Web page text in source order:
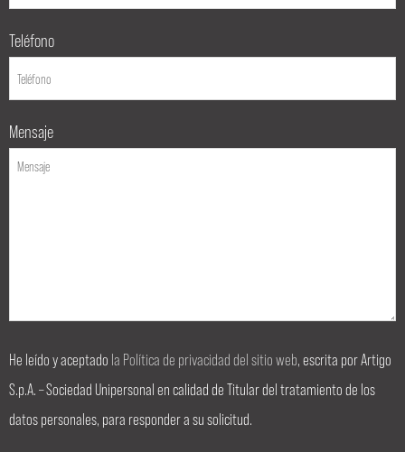
Teléfono
Mensaje
He leído y aceptado la Política de privacidad del sitio web, escrita por Artigo
S.p.A. – Sociedad Unipersonal en calidad de Titular del tratamiento de los
datos personales, para responder a su solicitud.